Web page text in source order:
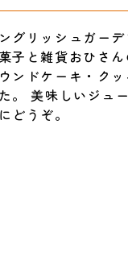
グリッシュガー
子と雑貨おひさ
ンドケーキ・ク
。 美味しいジュ
どうぞ。